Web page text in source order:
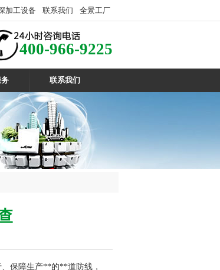
加工设备 联系我们 全景工厂
400-966-9225
联系我们
保障生产**的**道防线，